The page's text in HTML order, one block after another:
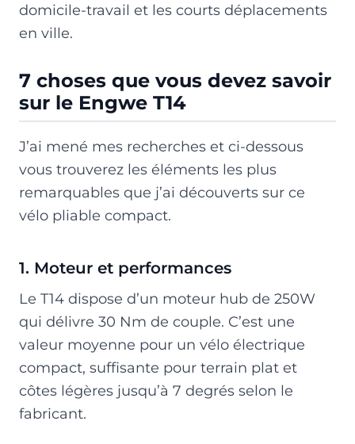
domicile-travail et les courts déplacements
en ville.
7 choses que vous devez savoir
sur le Engwe T14
J’ai mené mes recherches et ci-dessous
vous trouverez les éléments les plus
remarquables que j’ai découverts sur ce
vélo pliable compact.
1. Moteur et performances
Le T14 dispose d’un moteur hub de 250W
qui délivre 30 Nm de couple. C’est une
valeur moyenne pour un vélo électrique
compact, suffisante pour terrain plat et
côtes légères jusqu’à 7 degrés selon le
fabricant.